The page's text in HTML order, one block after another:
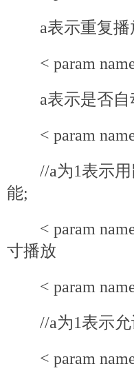
a表示重复播
< param
a表示是否自
< param
//a为1表示用
能;
< param
寸播放
< param
//a为1表示允
< param